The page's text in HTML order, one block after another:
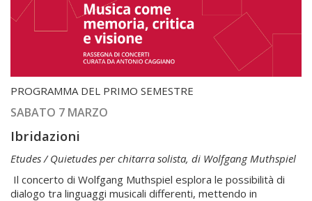
PROGRAMMA DEL PRIMO SEMESTRE
SABATO 7 MARZO
Ibridazioni
Etudes / Quietudes per chitarra solista, di Wolfgang Muthspiel
Il concerto di Wolfgang Muthspiel esplora le possibilità di
dialogo tra linguaggi musicali differenti, mettendo in